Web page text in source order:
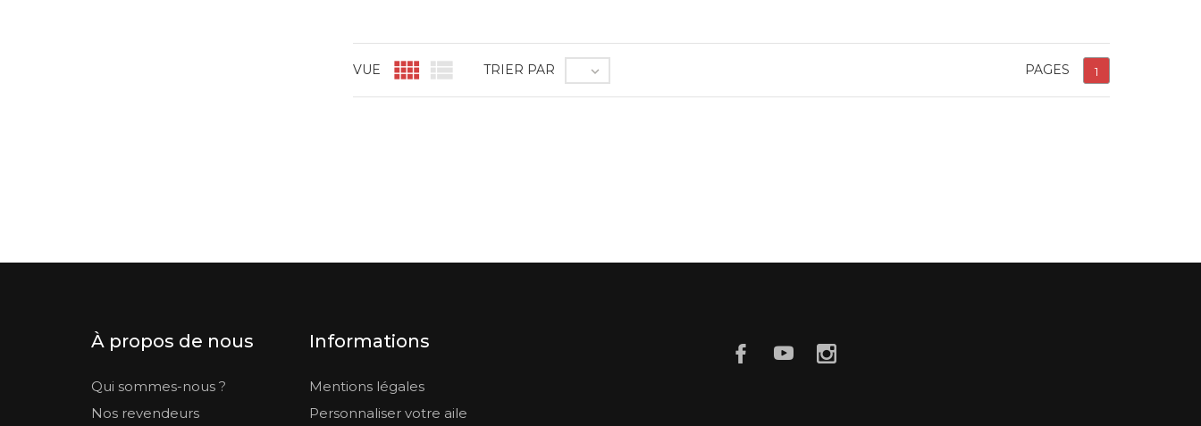
VUE   TRIER PAR  PAGES 1
À propos de nous
Qui sommes-nous ?
Nos revendeurs
Informations
Mentions légales
Personnaliser votre aile